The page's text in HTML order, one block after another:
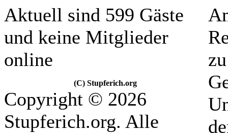
Aktuell sind 599 Gäste
und keine Mitglieder
online
(C) Stupferich.org
Copyright © 2026
Stupferich.org. Alle